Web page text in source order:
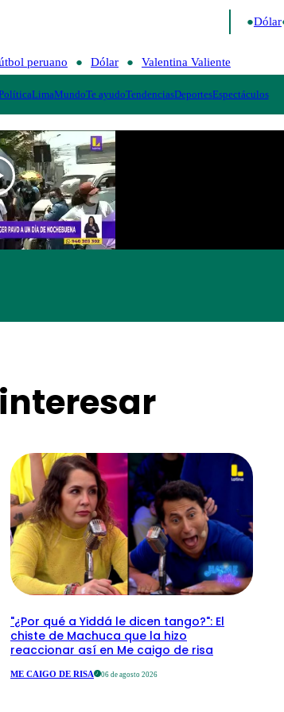
Dólar
peruano Dólar Valentina Valiente
LimaMundoTe ayudoTendenciasDeportesEspectáculos
"¿Por qué a Yiddá le dicen tango?": El
chiste de Machuca que la hizo
reaccionar así en Me caigo de risa
ME CAIGO DE RISA 06 de agosto 2026